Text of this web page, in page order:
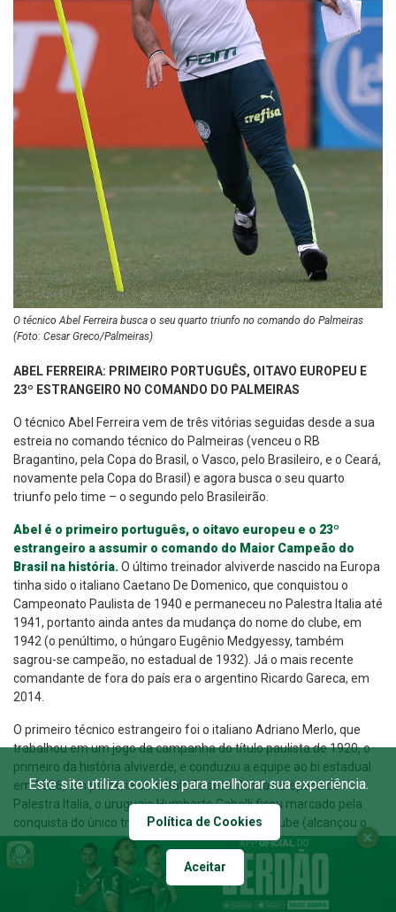
O técnico Abel Ferreira busca o seu quarto triunfo no comando do Palmeiras
(Foto: Cesar Greco/Palmeiras)
ABEL FERREIRA: PRIMEIRO PORTUGUÊS, OITAVO EUROPEU E
23º ESTRANGEIRO NO COMANDO DO PALMEIRAS
O técnico Abel Ferreira vem de três vitórias seguidas desde a sua
estreia no comando técnico do Palmeiras (venceu o RB
Bragantino, pela Copa do Brasil, o Vasco, pelo Brasileiro, e o Ceará,
novamente pela Copa do Brasil) e agora busca o seu quarto
triunfo pelo time – o segundo pelo Brasileirão.
Abel é o primeiro português, o oitavo europeu e o 23º
estrangeiro a assumir o comando do Maior Campeão do
Brasil na história.O último treinador alviverde nascido na Europa
tinha sido o italiano Caetano De Domenico, que conquistou o
Campeonato Paulista de 1940 e permaneceu no Palestra Italia até
1941, portanto ainda antes da mudança do nome do clube, em
1942 (o penúltimo, o húngaro Eugênio Medgyessy, também
sagrou-se campeão, no estadual de 1932). Já o mais recente
comandante de fora do país era o argentino Ricardo Gareca, em
2014.
O primeiro técnico estrangeiro foi o italiano Adriano Merlo, que
trabalhou em um jogo da campanha do título paulista de 1920, o
primeiro da história alviverde, e conduziu a equipe ao bi estadual
em 1926, em parceria com Ítalo Bosetti. Ainda na época do
Palestra Italia, o uruguaio Humberto Cabelli ficou marcado pela
conquista do único tricampeonato paulista do clube (alcançou o
título invicto em 1932, levou a taça pela segunda vez seguida em
1933 e deixou o time por um breve período em 1934, mas voltou
no mesmo ano e se sagrou campeão com apenas uma derrota).
Este site utiliza cookies para melhorar sua experiência.
Política de Cookies
Aceitar